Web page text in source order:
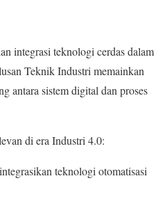
integrasi teknologi cerdas dalam
Teknik Industri memainkan
antara sistem digital dan proses
di era Industri 4.0:
teknologi otomatisasi